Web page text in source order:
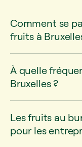
Comment se
fruits à
À quelle
Bruxelles ?
Les fruits au
pour les